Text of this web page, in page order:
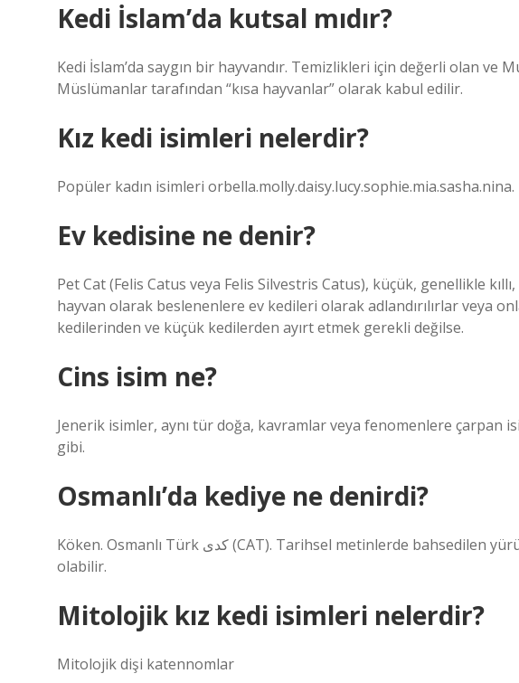
Kedi İslam’da kutsal mıdır?
Kedi İslam’da saygın bir hayvandır. Temizlikleri için değerli olan ve
Müslümanlar tarafından “kısa hayvanlar” olarak kabul edilir.
Kız kedi isimleri nelerdir?
Popüler kadın isimleri orbella.molly.daisy.lucy.sophie.mia.sasha.nina.
Ev kedisine ne denir?
Pet Cat (Felis Catus veya Felis Silvestris Catus), küçük, genellikle
hayvan olarak beslenenlere ev kedileri olarak adlandırılırlar veya
kedilerinden ve küçük kedilerden ayırt etmek gerekli değilse.
Cins isim ne?
Jenerik isimler, aynı tür doğa, kavramlar veya fenomenlere çarpan
gibi.
Osmanlı’da kediye ne denirdi?
Köken. Osmanlı Türk كدی (CAT). Tarihsel metinlerde bahsedilen yürüyüş ve aptalların sözleriyle aynı köken
olabilir.
Mitolojik kız kedi isimleri nelerdir?
Mitolojik dişi katennomlar